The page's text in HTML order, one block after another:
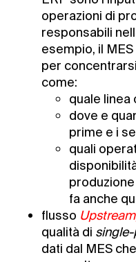
operazioni di
responsabili
esempio, il
per
come:
quale linea
dove e
prime e i
quali
fa anche
flusso
qualità di
dati dal MES